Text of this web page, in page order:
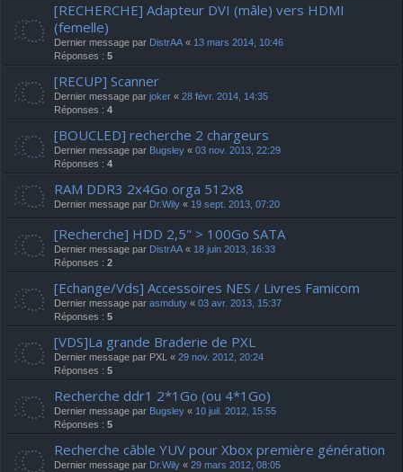
[RECHERCHE] Adapteur DVI (mâle) vers HDMI
(femelle)
Dernier message par DistrAA « 13 mars 2014, 10:46
Réponses : 5
[RECUP] Scanner
Dernier message par joker « 28 févr. 2014, 14:35
Réponses : 4
[BOUCLED] recherche 2 chargeurs
Dernier message par Bugsley « 03 nov. 2013, 22:29
Réponses : 4
RAM DDR3 2x4Go orga 512x8
Dernier message par Dr.Wily « 19 sept. 2013, 07:20
[Recherche] HDD 2,5" > 100Go SATA
Dernier message par DistrAA « 18 juin 2013, 16:33
Réponses : 2
[Echange/Vds] Accessoires NES / Livres Famicom
Dernier message par asmduty « 03 avr. 2013, 15:37
Réponses : 5
[VDS]La grande Braderie de PXL
Dernier message par PXL « 29 nov. 2012, 20:24
Réponses : 5
Recherche ddr1 2*1Go (ou 4*1Go)
Dernier message par Bugsley « 10 juil. 2012, 15:55
Réponses : 5
Recherche câble YUV pour Xbox première génération
Dernier message par Dr.Wily « 29 mars 2012, 08:05